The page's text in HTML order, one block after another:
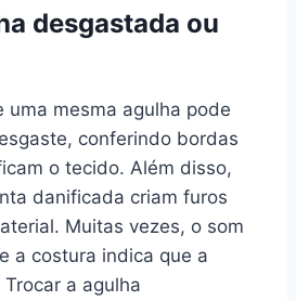
desgastada ou
uma mesma agulha pode
conferindo bordas
o tecido. Além disso,
danificada criam furos
Muitas vezes, o som
a costura indica que a
a agulha